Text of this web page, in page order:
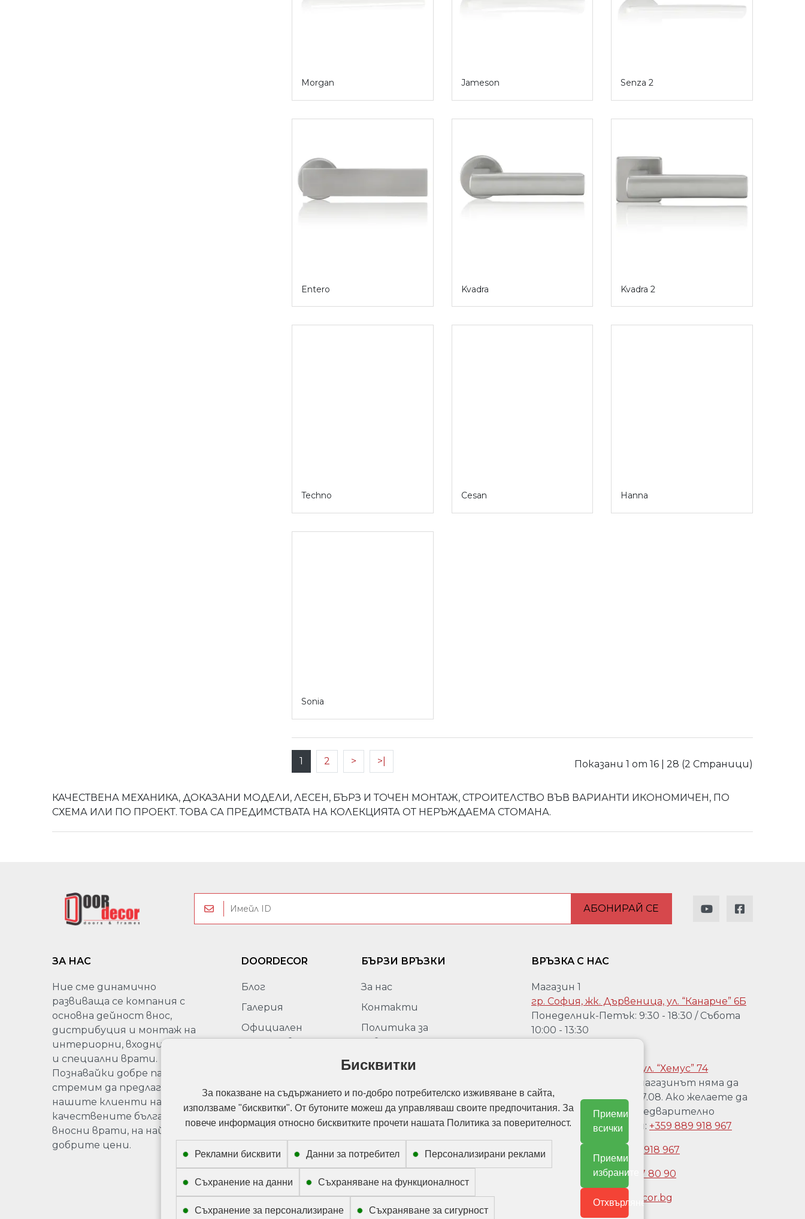
Morgan Jameson Senza 2
Entero Kvadra Kvadra 2
Techno Cesan Hanna
Sonia
1 2 > >| Показани 1 от 16 | 28 (2 Страници)
КАЧЕСТВЕНА МЕХАНИКА, ДОКАЗАНИ МОДЕЛИ, ЛЕСЕН, БЪРЗ И ТОЧЕН МОНТАЖ, СТРОИТЕЛСТВО ВЪВ ВАРИАНТИ ИКОНОМИЧЕН, ПО
СХЕМА ИЛИ ПО ПРОЕКТ. ТОВА СА ПРЕДИМСТВАТА НА КОЛЕКЦИЯТА ОТ НЕРЪЖДАЕМА СТОМАНА.
АБОНИРАЙ СЕ
ЗА НАС
Ние сме динамично
развиваща се компания с
основна дейност внос,
дистрибуция и монтаж на
интериорни, входни, гаражни
и специални врати.
Познавайки добре пазара, се
стремим да предлагаме на
нашите клиенти най-
качествените български и
вносни врати, на най-
добрите цени.
DOORDECOR
Блог
Галерия
Официален
представител
Промоции
БЪРЗИ ВРЪЗКИ
За нас
Контакти
Политика за
поверителност
Политика за защита на
Политика за използване на
„бисквитки“
ВРЪЗКА С НАС
Магазин 1
гр. София, жк. Дървеница, ул. “Канарче” 6Б
Понеделник-Петък: 9:30 - 18:30 / Събота
10:00 - 13:30
гр. София, Гео Милев, ул. “Хемус” 74
Уважаеми клиенти, магазинът няма да
работи от 04.08 до 17.08. Ако желаете да
го посетете, след предварително
обаждане на телефон: +359 889 918 967
Обадете се: +359 889 918 967
Обадете се:+3592 477 80 90
office@doordecor.bg
Бисквитки
За показване на съдържанието и по-добро потребителско изживяване в сайта,
използваме "бисквитки". От бутоните можеш да управляваш своите предпочитания. За
повече информация относно бисквитките прочети нашата Политика за поверителност.
Рекламни бисквити Данни за потребител Персонализирани реклами
Съхранение на данни Съхраняване на функционалност
Съхранение за персонализиране Съхраняване за сигурност
Приеми
всички
Приеми
избраните
Отхвърляне